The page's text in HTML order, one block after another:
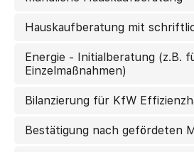
Hauskaufberatung mit
Energie - Initialberatung (z.B.
Einzelmaßnahmen)
Bilanzierung für KfW
Bestätigung nach gefördeten